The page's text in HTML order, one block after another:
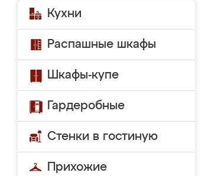
Кухни
Распашные шкафы
Шкафы-купе
Гардеробные
Стенки в гостиную
Прихожие